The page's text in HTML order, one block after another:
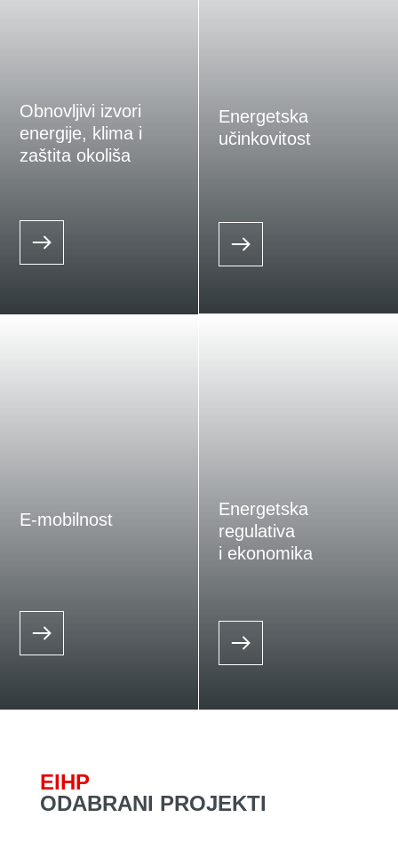
Obnovljivi izvori
energije, klima i
zaštita okoliša
Energetska
učinkovitost
E-mobilnost
Energetska
regulativa
i ekonomika
EIHP
ODABRANI PROJEKTI